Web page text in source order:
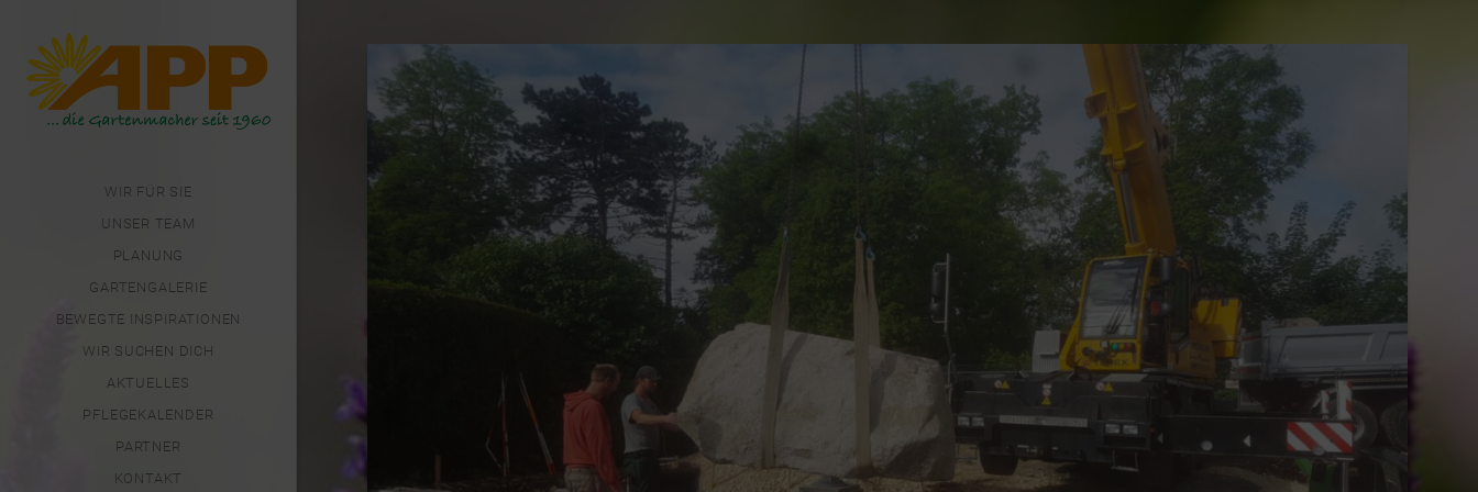
WIR FÜR SIE
UNSER TEAM
PLANUNG
GARTENGALERIE
BEWEGTE INSPIRATIONEN
WIR SUCHEN DICH
AKTUELLES
PFLEGEKALENDER
PARTNER
KONTAKT